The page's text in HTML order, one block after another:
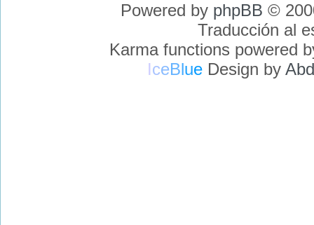
Powered by phpBB ©
Traducción al
Karma functions powered
IceBlueDesign by